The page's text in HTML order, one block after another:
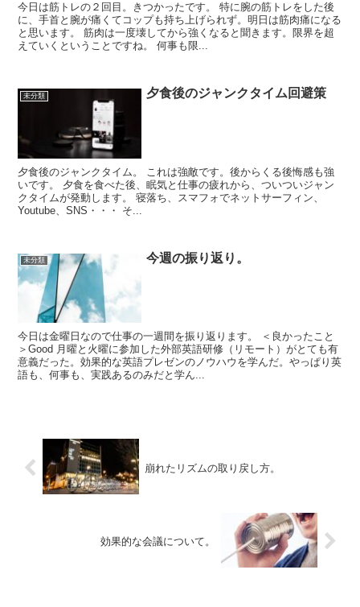
今日は筋トレの２回目。きつかったです。 特に腕の筋トレをした後
に、手首と腕が痛くてコップも持ち上げられず。明日は筋肉痛になる
と思います。 筋肉は一度壊してから強くなると聞きます。限界を超
えていくということですね。 何事も限...
未分類 夕食後のジャンクタイム回避策
夕食後のジャンクタイム。 これは強敵です。後からくる後悔感も強
いです。 夕食を食べた後、眠気と仕事の疲れから、ついついジャン
クタイムが発動します。 寝落ち、スマフォでネットサーフィン、
Youtube、SNS・・・ そ...
未分類 今週の振り返り。
今日は金曜日なので仕事の一週間を振り返ります。 ＜良かったこと
＞Good 月曜と火曜に参加した外部英語研修（リモート）がとても有
意義だった。効果的な英語プレゼンのノウハウを学んだ。やっぱり英
語も、何事も、実践あるのみだと学ん...
崩れたリズムの取り戻し方。
効果的な会議について。